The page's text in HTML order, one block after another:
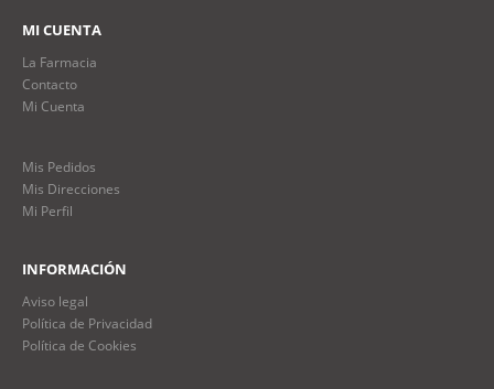
MI CUENTA
La Farmacia
Contacto
Mi Cuenta
Mis Pedidos
Mis Direcciones
Mi Perfil
INFORMACIÓN
Aviso legal
Política de Privacidad
Política de Cookies